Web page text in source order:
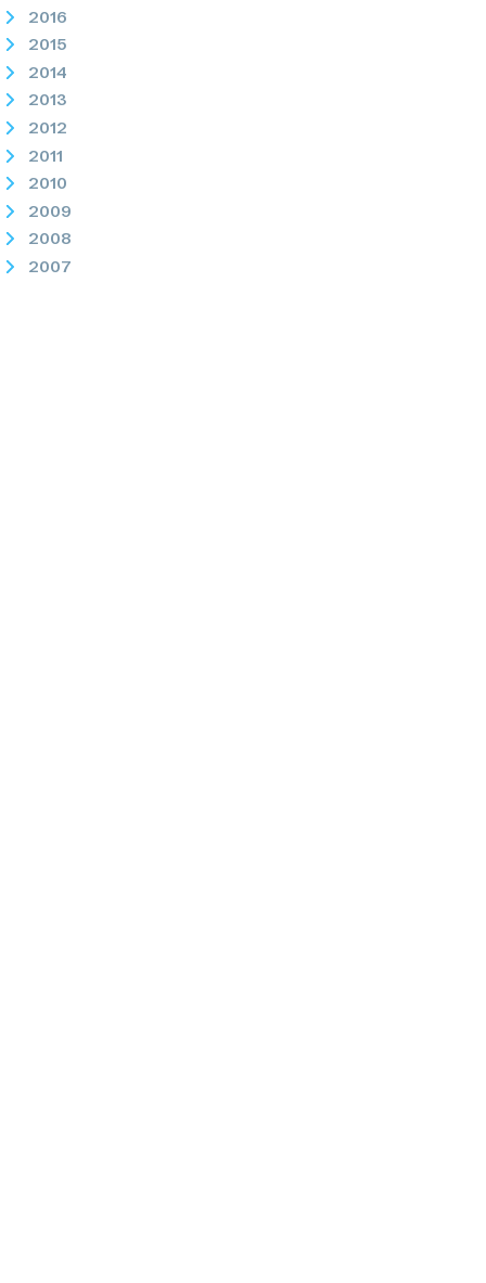
2016
2015
2014
2013
2012
2011
2010
2009
2008
2007